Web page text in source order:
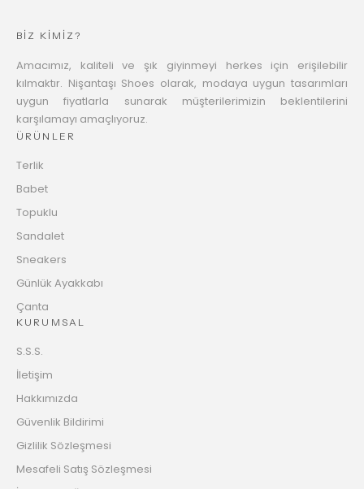
BİZ KİMİZ?
Amacımız, kaliteli ve şık giyinmeyi herkes için erişilebilir
kılmaktır. Nişantaşı Shoes olarak, modaya uygun tasarımları
uygun fiyatlarla sunarak müşterilerimizin beklentilerini
karşılamayı amaçlıyoruz.
ÜRÜNLER
Terlik
Babet
Topuklu
Sandalet
Sneakers
Günlük Ayakkabı
Çanta
KURUMSAL
S.S.S.
İletişim
Hakkımızda
Güvenlik Bildirimi
Gizlilik Sözleşmesi
Mesafeli Satış Sözleşmesi